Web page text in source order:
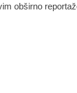
obširno